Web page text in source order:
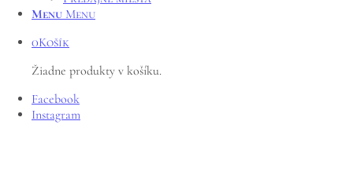
Menu Menu
0Košík
Žiadne produkty v košíku.
Facebook
Instagram